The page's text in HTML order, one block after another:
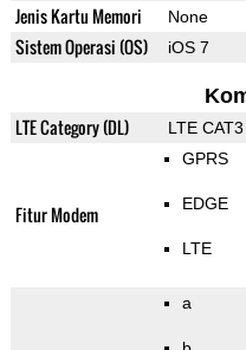
Jenis Kartu Memori None
Sistem Operasi (OS) iOS 7
LTE Category (DL) LTE CAT3
Fitur Modem
GPRS
EDGE
LTE
a